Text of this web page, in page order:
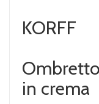
KORFF
Ombretto
in crema